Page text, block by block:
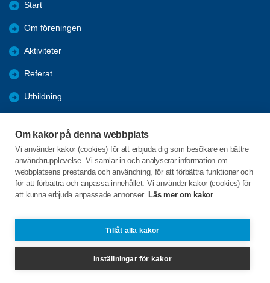
Om kakor på denna webbplats
Vi använder kakor (cookies) för att erbjuda dig som besökare en bättre
användarupplevelse. Vi samlar in och analyserar information om
webbplatsens prestanda och användning, för att förbättra funktioner och
för att förbättra och anpassa innehållet. Vi använder kakor (cookies) för
att kunna erbjuda anpassade annonser. Läs mer om kakor
Tillåt alla kakor
Inställningar för kakor
Start
Om föreningen
Aktiviteter
Referat
Utbildning
Bli medlem
Bra länkar
C/o:Ann-Marie Blomqvist
am.blomqvist@gmail.com